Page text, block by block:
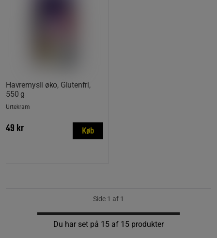
Havremysli øko, Glutenfri,
550 g
Urtekram
49 kr Køb
Side 1 af 1
Du har set på 15 af 15 produkter